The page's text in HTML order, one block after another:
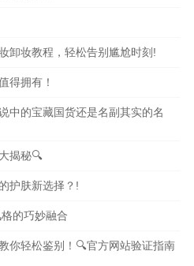
卸妆教程，轻松告别尴尬时刻!
得拥有！
中的宝藏国货还是名副其实的名
揭秘🔍
护肤新选择？!
的巧妙融合
你轻松鉴别！🔍官方网站验证指南